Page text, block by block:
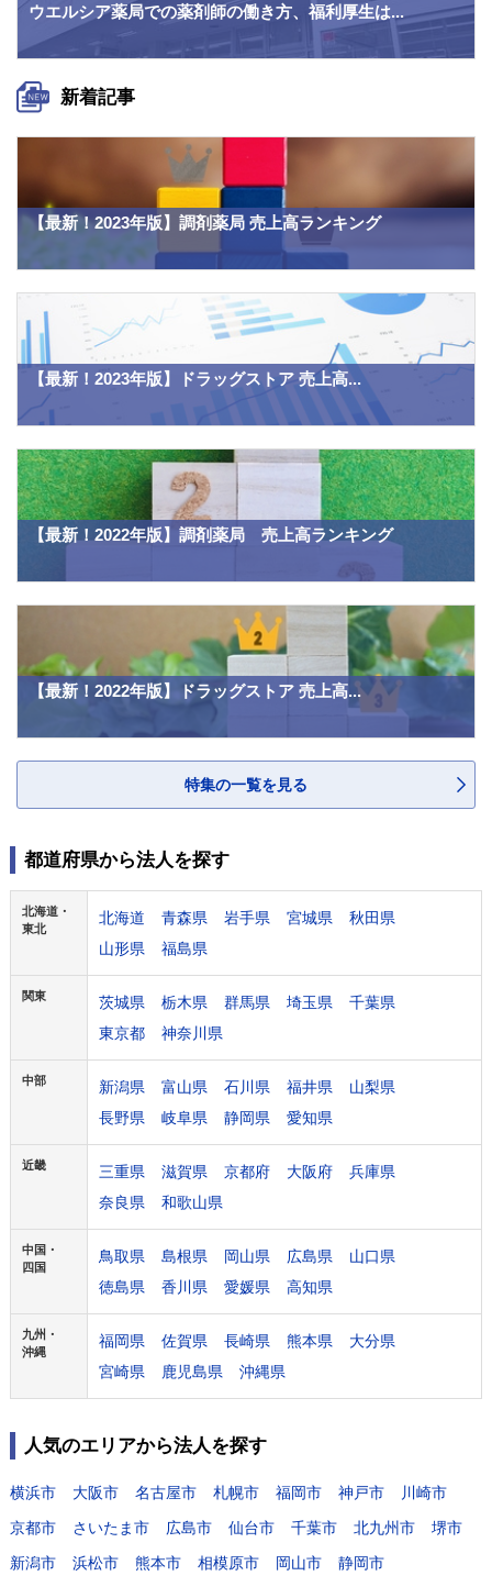
ウエルシア薬局での薬剤師の働き方、福利厚生は...
新着記事
【最新！2023年版】調剤薬局 売上高ランキング
【最新！2023年版】ドラッグストア 売上高...
【最新！2022年版】調剤薬局 売上高ランキング
【最新！2022年版】ドラッグストア 売上高...
特集の一覧を見る
都道府県から法人を探す
北海道・
東北
北海道 青森県 岩手県 宮城県
秋田県
山形県
福島県
関東 茨城県 栃木県 群馬県 埼玉県
千葉県
東京都
神奈川県
中部 新潟県 富山県 石川県 福井県
山梨県
長野県
岐阜県 静岡県 愛知県
近畿 三重県 滋賀県 京都府 大阪府
兵庫県
奈良県
和歌山県
中国・
四国
鳥取県 島根県 岡山県 広島県
山口県
徳島県
香川県 愛媛県 高知県
九州・
沖縄
福岡県 佐賀県 長崎県 熊本県
大分県
宮崎県
鹿児島県 沖縄県
人気のエリアから法人を探す
横浜市 大阪市 名古屋市 札幌市 福岡市 神戸市
川崎市
京都市
さいたま市 広島市 仙台市 千葉市 北九州市
堺市
新潟市
浜松市 熊本市 相模原市 岡山市 静岡市